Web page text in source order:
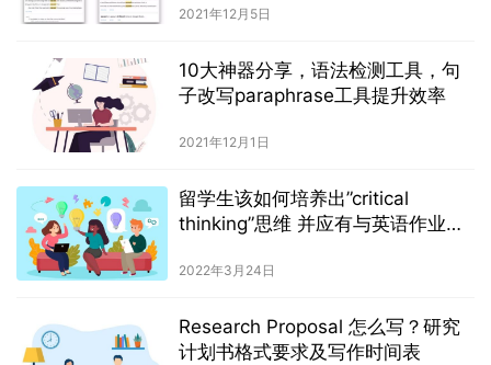
2021年12月5日
10大神器分享，语法检测工具，句
子改写paraphrase工具提升效率
2021年12月1日
留学生该如何培养出”critical
thinking”思维 并应有与英语作业论
2022年3月24日
Research Proposal 怎么写？研究
计划书格式要求及写作时间表